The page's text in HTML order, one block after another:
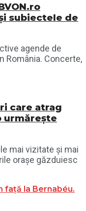
subiectele de
agende de
România. Concerte,
care atrag
urmărește
mai vizitate și mai
orașe găzduiesc